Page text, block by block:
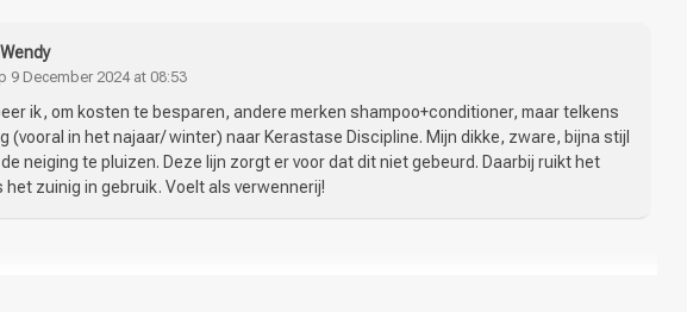
Wendy
9 December 2024 at 08:53
ik, om kosten te besparen, andere merken shampoo+conditioner, maar telkens
(vooral in het najaar/ winter) naar Kerastase Discipline. Mijn dikke, zware, bijna stijl
neiging te pluizen. Deze lijn zorgt er voor dat dit niet gebeurd. Daarbij ruikt het
het zuinig in gebruik. Voelt als verwennerij!